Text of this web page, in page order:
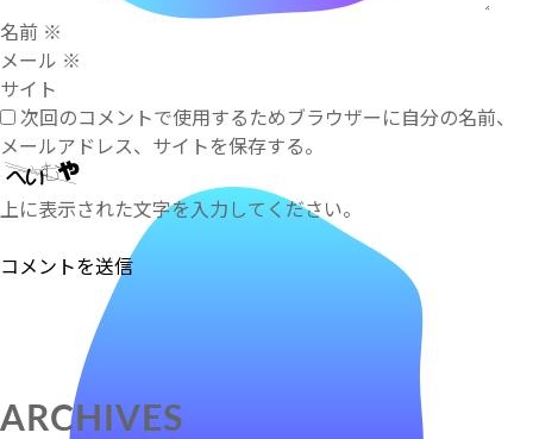
名前 ※
メール ※
サイト
次回のコメントで使用するためブラウザーに自分の名前、
メールアドレス、サイトを保存する。
上に表示された文字を入力してください。
ARCHIVES